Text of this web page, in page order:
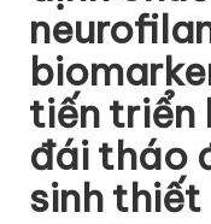
tiến triển
đái tháo
sinh